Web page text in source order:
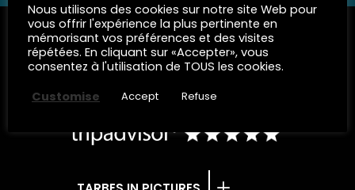
REQUEST FOR INFORMATION
Nous utilisons des cookies sur notre site Web pour
vous offrir l'expérience la plus pertinente en
mémorisant vos préférences et des visites
répétées. En cliquant sur «Accepter», vous
consentez à l'utilisation de TOUS les cookies.
Customise
Accept Refuse